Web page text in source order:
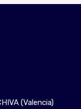
(Valencia)